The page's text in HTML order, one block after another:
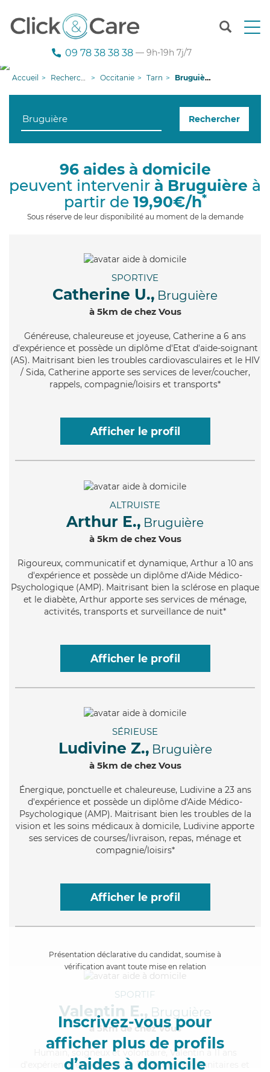
T
n
g
i
09 78 38 38 38 — 9h-19h 7j/7
Accueil Recherche aide à domicile Occitanie Tarn Bruguière
Rechercher
96 aides à domicile
peuvent intervenir à Bruguière à
partir de 19,90€/h*
Sous réserve de leur disponibilité au moment de la demande
SPORTIVE
Catherine U., Bruguière
à 5km de chez Vous
Généreuse, chaleureuse et joyeuse, Catherine a 6 ans
d'expérience et possède un diplôme d'Etat d'aide-soignant
(AS). Maitrisant bien les troubles cardiovasculaires et le HIV
/ Sida, Catherine apporte ses services de lever/coucher,
rappels, compagnie/loisirs et transports*
Afficher le profil
ALTRUISTE
Arthur E., Bruguière
à 5km de chez Vous
Rigoureux, communicatif et dynamique, Arthur a 10 ans
d'expérience et possède un diplôme d'Aide Médico-
Psychologique (AMP). Maitrisant bien la sclérose en plaque
et le diabète, Arthur apporte ses services de ménage,
activités, transports et surveillance de nuit*
Afficher le profil
SÉRIEUSE
Ludivine Z., Bruguière
à 5km de chez Vous
Énergique, ponctuelle et chaleureuse, Ludivine a 23 ans
d'expérience et possède un diplôme d'Aide Médico-
Psychologique (AMP). Maitrisant bien les troubles de la
vision et les soins médicaux à domicile, Ludivine apporte
ses services de courses/livraison, repas, ménage et
compagnie/loisirs*
Afficher le profil
Présentation déclarative du candidat, soumise à
vérification avant toute mise en relation
Inscrivez-vous pour
afficher plus de profils
d’aides à domicile
SPORTIF
Valentin E., Bruguière
à 5km de chez Vous
, soigneux et volontaire, Valentin a 11 ans
d'expérience et possède un BEP Carrières Sanitaires et